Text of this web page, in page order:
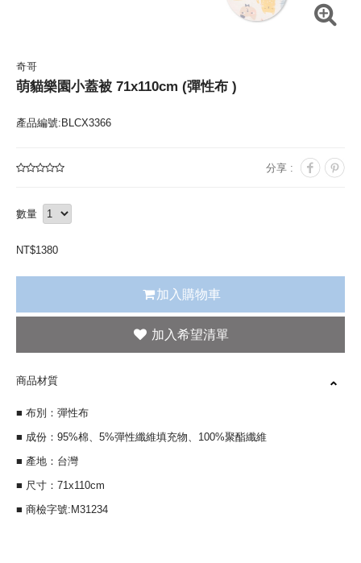
奇哥
萌貓樂園小蓋被 71x110cm (彈性布 )
產品編號:BLCX3366
分享 :
數量
NT$1380
加入購物車
商品材質
■ 布別：彈性布
■ 成份：95%棉、5%彈性纖維填充物、100%聚酯纖維
■ 產地：台灣
■ 尺寸：71x110cm
■ 商檢字號:M31234